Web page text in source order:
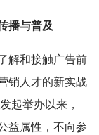
播与普及
解和接触广告前
销人才的新实战
起举办以来，
益属性，不向参